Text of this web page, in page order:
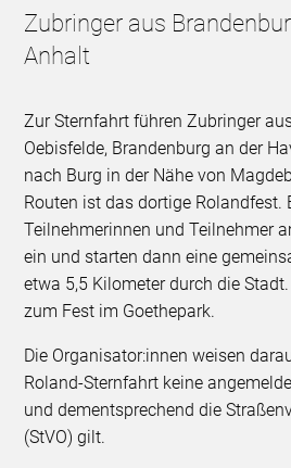
Zubringer aus
Anhalt
Zur Sternfahrt führen Zubringer
Oebisfelde, Brandenburg an der
nach Burg in der Nähe von
Routen ist das dortige Rolandfest.
Teilnehmerinnen und Teilnehmer
ein und starten dann eine
etwa 5,5 Kilometer durch die
zum Fest im Goethepark.
Die Organisator:innen weisen
Roland-Sternfahrt keine
und dementsprechend die
(StVO) gilt.